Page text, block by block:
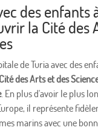
des enfants
la Cité des
de Turia avec des
Cité des Arts et des
. En plus d'avoir le plus
il représente
marins avec une